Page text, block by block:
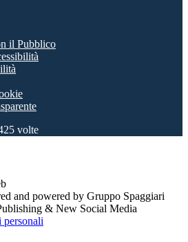
il Pubblico
volte
and powered by Gruppo Spaggiari
& New Social Media
personali